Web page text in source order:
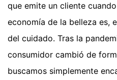
que emite un cliente
economía de la belleza es,
del cuidado. Tras la
consumidor cambió de
buscamos simplemente